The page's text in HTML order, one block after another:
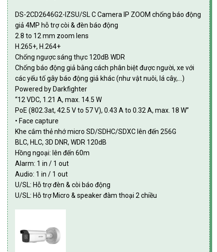
DS-2CD2646G2-IZSU/SL C Camera IP ZOOM chống báo động
giả 4MP hỗ trợ còi & đèn báo động
2.8 to 12 mm zoom lens
H.265+, H.264+
Chống ngược sáng thực 120dB WDR
Chống báo động giả bằng cách phân biệt được người, xe với
các yếu tố gây báo động giả khác (như vật nuôi, lá cây,…)
Powered by Darkfighter
“12 VDC, 1.21 A, max. 14.5 W
PoE (802.3at, 42.5 V to 57 V), 0.43 A to 0.32 A, max. 18 W”
• Face capture
Khe cắm thẻ nhớ micro SD/SDHC/SDXC lên đến 256G
BLC, HLC, 3D DNR, WDR 120dB
Hồng ngoại: lên đến 60m
Alarm: 1 in / 1 out
Audio: 1 in / 1 out
U/SL: Hỗ trợ đèn & còi báo động
U/SL: Hỗ trợ Micro & speaker đàm thoại 2 chiều